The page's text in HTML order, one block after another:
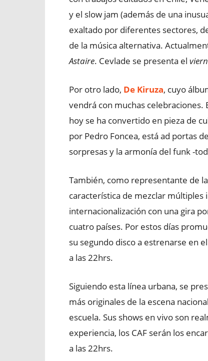
y el slow jam (además de una
exaltado por diferentes sectores,
de la música alternativa.
Astaire. Cevlade se presenta el
Por otro lado, De Kiruza, cuyo
vendrá con muchas celebraciones.
hoy se ha convertido en pieza de
por Pedro Foncea, está ad portas
sorpresas y la armonía del funk -
También, como representante de
característica de mezclar múltiples
internacionalización con una gira
cuatro países. Por estos días
su segundo disco a estrenarse en
a las 22hrs.
Siguiendo esta línea urbana, se
más originales de la escena
escuela. Sus shows en vivo son
experiencia, los CAF serán los
a las 22hrs.